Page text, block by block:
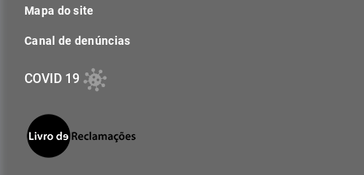
Mapa do site
Canal de denúncias
COVID 19